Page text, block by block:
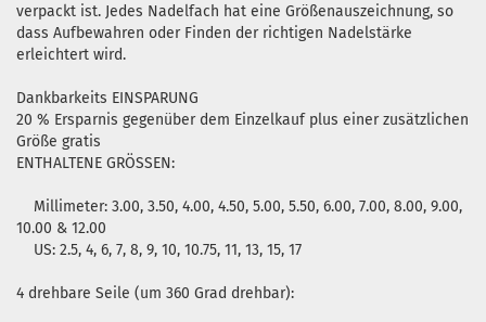
verpackt ist. Jedes Nadelfach hat eine Größenauszeichnung, so
dass Aufbewahren oder Finden der richtigen Nadelstärke
erleichtert wird.
Dankbarkeits EINSPARUNG
20 % Ersparnis gegenüber dem Einzelkauf plus einer zusätzlichen
Größe gratis
ENTHALTENE GRÖSSEN:
Millimeter: 3.00, 3.50, 4.00, 4.50, 5.00, 5.50, 6.00, 7.00, 8.00, 9.00,
10.00 & 12.00
US: 2.5, 4, 6, 7, 8, 9, 10, 10.75, 11, 13, 15, 17
4 drehbare Seile (um 360 Grad drehbar):